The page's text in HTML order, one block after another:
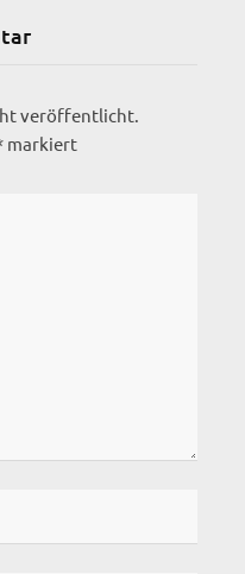
veröffentlicht.
markiert